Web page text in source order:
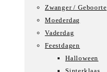
Zwanger / Geboorte
Moederdag
Vaderdag
Feestdagen
Halloween